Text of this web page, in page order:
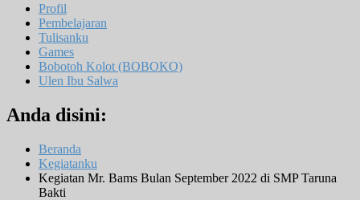
Profil
Pembelajaran
Tulisanku
Games
Bobotoh Kolot (BOBOKO)
Ulen Ibu Salwa
Anda disini:
Beranda
Kegiatanku
Kegiatan Mr. Bams Bulan September 2022 di SMP Taruna
Bakti